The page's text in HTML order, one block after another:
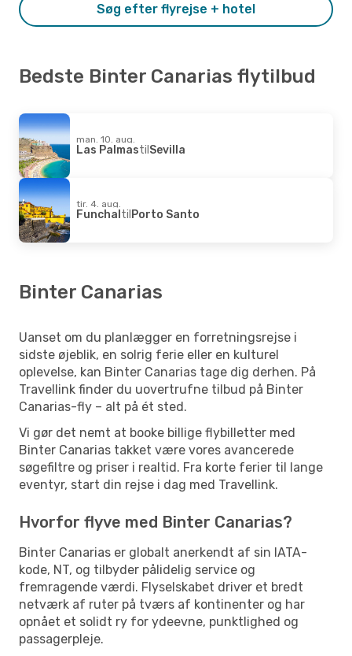
Søg efter flyrejse + hotel
Bedste Binter Canarias flytilbud
man. 10. aug.
Las PalmastilSevilla
tir. 4. aug.
FunchaltilPorto Santo
Binter Canarias
Uanset om du planlægger en forretningsrejse i
sidste øjeblik, en solrig ferie eller en kulturel
oplevelse, kan Binter Canarias tage dig derhen. På
Travellink finder du uovertrufne tilbud på Binter
Canarias-fly – alt på ét sted.
Vi gør det nemt at booke billige flybilletter med
Binter Canarias takket være vores avancerede
søgefiltre og priser i realtid. Fra korte ferier til lange
eventyr, start din rejse i dag med Travellink.
Hvorfor flyve med Binter Canarias?
Binter Canarias er globalt anerkendt af sin IATA-
kode, NT, og tilbyder pålidelig service og
fremragende værdi. Flyselskabet driver et bredt
netværk af ruter på tværs af kontinenter og har
opnået et solidt ry for ydeevne, punktlighed og
passagerpleje.